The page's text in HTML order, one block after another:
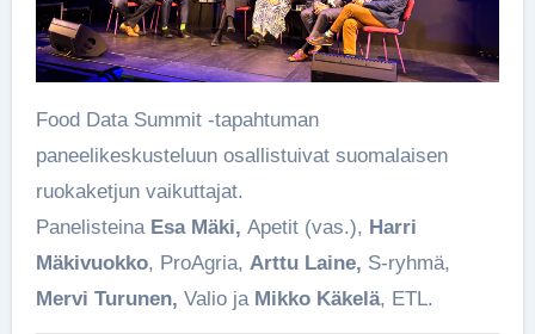
Food Data Summit -tapahtuman
paneelikeskusteluun osallistuivat suomalaisen
ruokaketjun vaikuttajat.
Panelisteina Esa Mäki, Apetit (vas.), Harri
Mäkivuokko, ProAgria, Arttu Laine, S-ryhmä,
Mervi Turunen, Valio ja Mikko Käkelä, ETL.